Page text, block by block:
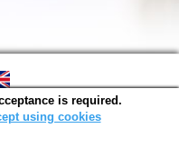
07-24)
s.
is required.
using cookies